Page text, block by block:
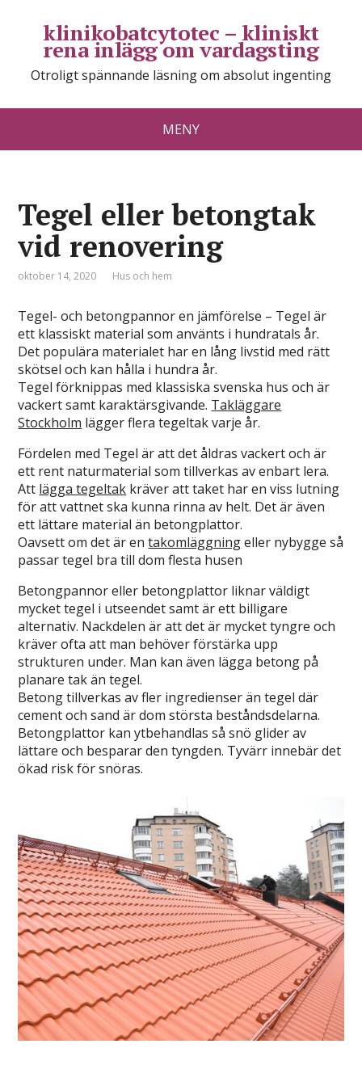
klinikobatcytotec – kliniskt
rena inlägg om vardagsting
Otroligt spännande läsning om absolut ingenting
MENY
Tegel eller betongtak
vid renovering
oktober 14, 2020 Hus och hem
Tegel- och betongpannor en jämförelse – Tegel är
ett klassiskt material som använts i hundratals år.
Det populära materialet har en lång livstid med rätt
skötsel och kan hålla i hundra år.
Tegel förknippas med klassiska svenska hus och är
vackert samt karaktärsgivande. Takläggare
Stockholm lägger flera tegeltak varje år.
Fördelen med Tegel är att det åldras vackert och är
ett rent naturmaterial som tillverkas av enbart lera.
Att lägga tegeltak kräver att taket har en viss lutning
för att vattnet ska kunna rinna av helt. Det är även
ett lättare material än betongplattor.
Oavsett om det är entakomläggningeller nybygge så
passar tegel bra till dom flesta husen
Betongpannor eller betongplattor liknar väldigt
mycket tegel i utseendet samt är ett billigare
alternativ. Nackdelen är att det är mycket tyngre och
kräver ofta att man behöver förstärka upp
strukturen under. Man kan även lägga betong på
planare tak än tegel.
Betong tillverkas av fler ingredienser än tegel där
cement och sand är dom största beståndsdelarna.
Betongplattor kan ytbehandlas så snö glider av
lättare och besparar den tyngden. Tyvärr innebär det
ökad risk för snöras.